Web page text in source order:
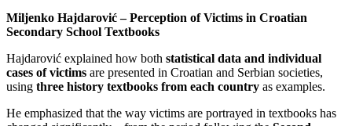
Miljenko Hajdarović – Perception of Victims in Croatian
Secondary School Textbooks
Hajdarović explained how both statistical data and individual
cases of victims are presented in Croatian and Serbian societies,
using three history textbooks from each country as examples.
He emphasized that the way victims are portrayed in textbooks has